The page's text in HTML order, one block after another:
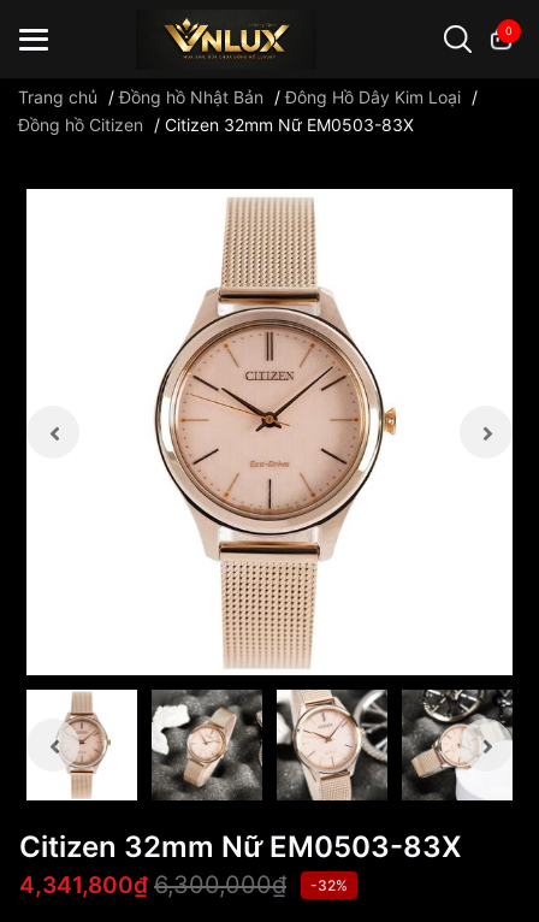
0
Trang chủ /Đồng hồ Nhật Bản /Đông Hồ Dây Kim Loại /
Đồng hồ Citizen
/ Citizen 32mm Nữ EM0503-83X
Citizen 32mm Nữ EM0503-83X
4,341,800₫ 6,300,000₫ -32%